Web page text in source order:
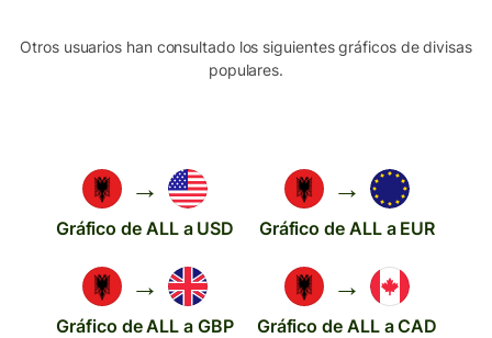
Otros usuarios han consultado los siguientes gráficos de divisas
populares.
→
Gráfico de ALL a USD
→
Gráfico de ALL a EUR
→
Gráfico de ALL a GBP
→
Gráfico de ALL a CAD